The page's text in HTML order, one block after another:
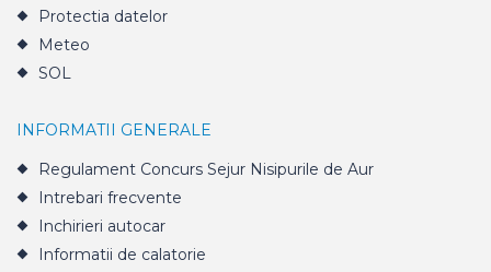
Protectia datelor
Meteo
SOL
INFORMATII GENERALE
Regulament Concurs Sejur Nisipurile de Aur
Intrebari frecvente
Inchirieri autocar
Informatii de calatorie